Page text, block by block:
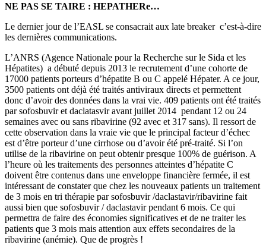
NE PAS SE TAIRE : HEPATHERe…
Le dernier jour de l’EASL se consacrait aux late breaker c’est-à-dire
les dernières communications.
L’ANRS (Agence Nationale pour la Recherche sur le Sida et les
Hépatites) a débuté depuis 2013 le recrutement d’une cohorte de
17000 patients porteurs d’hépatite B ou C appelé Hépater. A ce jour,
3500 patients ont déjà été traités antiviraux directs et permettent
donc d’avoir des données dans la vrai vie. 409 patients ont été traités
par sofosbuvir et daclatasvir avant juillet 2014 pendant 12 ou 24
semaines avec ou sans ribavirine (92 avec et 317 sans). Il ressort de
cette observation dans la vraie vie que le principal facteur d’échec
est d’être porteur d’une cirrhose ou d’avoir été pré-traité. Si l’on
utilise de la ribavirine on peut obtenir presque 100% de guérison. A
l’heure où les traitements des personnes atteintes d’hépatite C
doivent être contenus dans une enveloppe financière fermée, il est
intéressant de constater que chez les nouveaux patients un traitement
de 3 mois en tri thérapie par sofosbuvir /daclastavir/ribavirine fait
aussi bien que sofosbuvir / daclastavir pendant 6 mois. Ce qui
permettra de faire des économies significatives et de ne traiter les
patients que 3 mois mais attention aux effets secondaires de la
ribavirine (anémie). Que de progrès !